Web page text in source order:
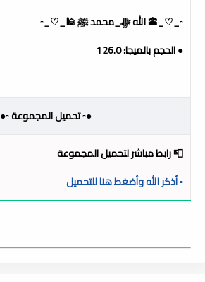
▫️_♡_🕋 الله ﷻ_محمد ﷺ 🕌_♡_▫️
● الحجم بالميجا: 126.0
●▫️ تحميل المجموعة ▫️●
📮 رابط مباشر لتحميل المجموعة
▫️ أذكر الله وأضغط هنا للتحميل